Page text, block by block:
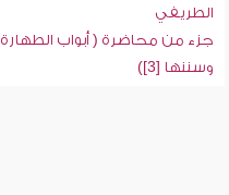
الطريفي
جزء من محاضرة ( أبواب الطهارة
وسننها [3])